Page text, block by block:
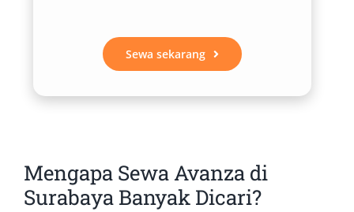
Sewa sekarang
Mengapa Sewa Avanza di
Surabaya Banyak Dicari?